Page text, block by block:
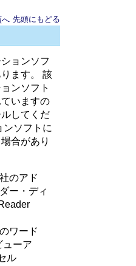
先頭にもどる
ョンソフ
ます。 該
ンソフト
いますの
してくだ
ンソフトに
合があり
のアド
ー・ディ
ワード
ューア
ル